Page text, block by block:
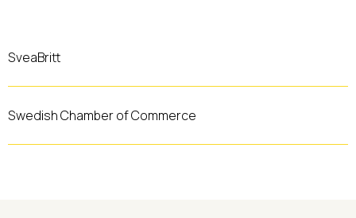
SveaBritt
Swedish Chamber of Commerce